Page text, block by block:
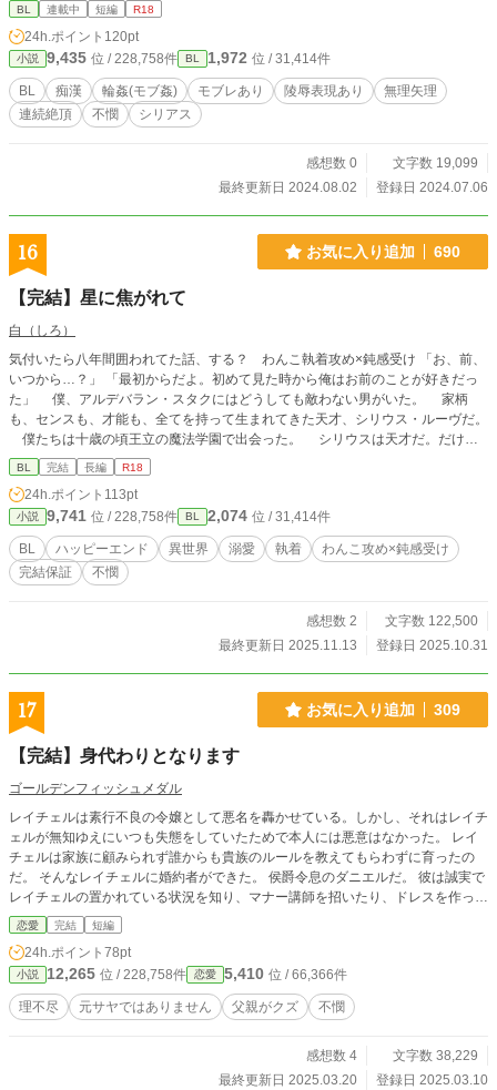
BL 連載中 短編 R18
24h.ポイント 120pt
小説 9,435 位 / 228,758件 BL 1,972 位 / 31,414件
BL 痴漢 輪姦(モブ姦) モブレあり 陵辱表現あり
無理矢理
連続絶頂
不憫 シリアス
感想数 0
文字数 19,099
最終更新日 2024.08.02
登録日 2024.07.06
16 お気に入り追加 690
【完結】星に焦がれて
白（しろ）
気付いたら八年間囲われてた話、する？ わんこ執着攻め×鈍感受け 「お、前、
いつから…？」 「最初からだよ。初めて見た時から俺はお前のことが好きだっ
た」 僕、アルデバラン・スタクにはどうしても敵わない男がいた。 家柄
も、センスも、才能も、全てを持って生まれてきた天才、シリウス・ルーヴだ。
僕たちは十歳の頃王立の魔法学園で出会った。 シリウスは天才だ。だけど
性格は無鉄砲で無計画で大雑把でとにかく甘えた、それに加えて我儘と来た。そ
れに比べて僕は冷静で落ち着いていて、体よりも先に頭が働くタイプだったから
気が付けば周りの大人たちの策略にはめられてシリウスの世話係を任されること
になっていた。 二人組を作る時も、食事の時も、部屋だって同じのまま十八
で学園を卒業する年まで僕たちは常に一緒に居て──そしてそれは就職先でも同
じだった。 配属された辺境の地でも僕はシリウスの世話を任され、日々を慌
ただしく過ごしていたそんなある日、国境の森に魔物が発生した。それを掃討す
を突き止めたシリウスが掃討に当たったのだが、魔物の攻撃を受けてしまい重傷
を負ってしまう。 初めて見るシリウスの姿に僕は動揺し、どうしようもなく
に目を覚ました時、異変が起きた。 「…シリウス？」 「アルはさ、優しいか
ら」 背中はベッドに押し付けられて、目の前には見たことが無い顔をしたシ
リウスがいた。 いつだって一等星のように煌めいていた瞳が、仄暗い熱で潤
んでいた。とても友人に向ける目では、声では無かった。 「──俺のこと拒めな
いでしょ？」 おりてきた熱を拒む術を、僕は持っていなかった。 その日を
境に、僕たちの関係は変わった。でも、僕にはどうしてシリウスがそんなことを
したのかがわからなかった。 これは気付かないうちに八年間囲われて、向
けられている愛の大きさに気付かないまますったもんだする二人のお話。
BL 完結 長編 R18
24h.ポイント 113pt
小説 9,741 位 / 228,758件 BL 2,074 位 / 31,414件
BL ハッピーエンド 異世界 溺愛 執着
わんこ攻め×鈍感受け
完結保証
不憫
感想数 2
文字数 122,500
最終更新日 2025.11.13
登録日 2025.10.31
17 お気に入り追加 309
【完結】身代わりとなります
ゴールデンフィッシュメダル
レイチェルは素行不良の令嬢として悪名を轟かせている。しかし、それはレイチ
ェルが無知ゆえにいつも失態をしていたためで本人には悪意はなかった。 レイ
チェルは家族に顧みられず誰からも貴族のルールを教えてもらわずに育ったの
だ。 そんなレイチェルに婚約者ができた。 侯爵令息のダニエルだ。 彼は誠実で
レイチェルの置かれている状況を知り、マナー講師を招いたり、ドレスを作って
くれたりした。 はじめは貴族然としている婚約者に反発していたレイチェルだ
ったがいつのまにか彼の優しさに惹かれるようになった。 彼のレイチェルへの
想いが同情であっても。 彼がレイチェルではない人を愛していても。 そんな
時、彼の想い人である隣国の伯爵令嬢フィオラの国で革命が起き、彼女は隣国の
貴族として処刑されることが決まった。 そして、さまざまな思惑が交錯する
中、レイチェルは一つの決断を下し・・・ ＊過去と未来が行ったり来たりしな
恋愛 完結 短編
24h.ポイント 78pt
小説 12,265 位 / 228,758件 恋愛 5,410 位 / 66,366件
理不尽 元サヤではありません 父親がクズ 不憫
感想数 4
文字数 38,229
最終更新日 2025.03.20
登録日 2025.03.10